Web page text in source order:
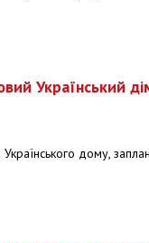
Український
дому,